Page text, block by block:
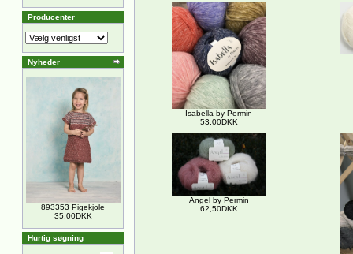
Producenter
Nyheder
893353 Pigekjole
35,00DKK
Hurtig søgning
Isabella by Permin
53,00DKK
Angel by Permin
62,50DKK